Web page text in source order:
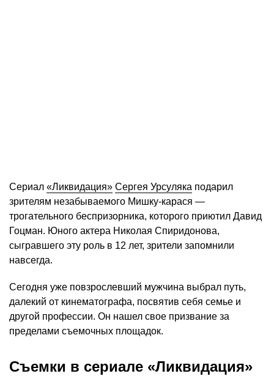
Сериал «Ликвидация» Сергея Урсуляка подарил
зрителям незабываемого Мишку-карася —
трогательного беспризорника, которого приютил Давид
Гоцман. Юного актера Николая Спиридонова,
сыгравшего эту роль в 12 лет, зрители запомнили
навсегда.
Сегодня уже повзрослевший мужчина выбрал путь,
далекий от кинематографа, посвятив себя семье и
другой профессии. Он нашел свое призвание за
пределами съемочных площадок.
Съемки в сериале «Ликвидация»